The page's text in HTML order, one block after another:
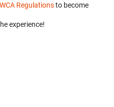
WCA Regulationsto become
experience!